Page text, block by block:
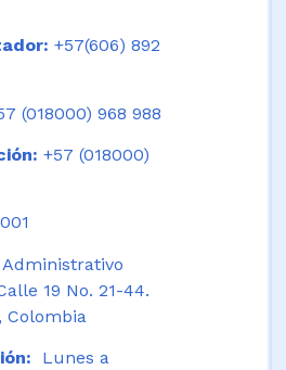
+57(606) 892
(018000) 968 988
+57 (018000)
19 No. 21-44.
Colombia
Lunes a